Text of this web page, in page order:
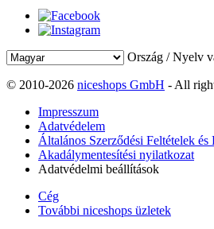
Ország / Nyelv
© 2010-2026 niceshops GmbH - All
Impresszum
Adatvédelem
Általános Szerződési Feltételek
Akadálymentesítési nyilatkozat
Adatvédelmi beállítások
Cég
További niceshops üzletek